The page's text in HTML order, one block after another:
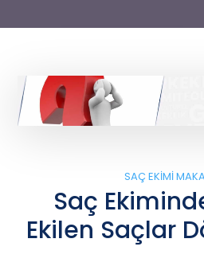
SAÇ EKIMI
Saç
Ekilen Saçlar